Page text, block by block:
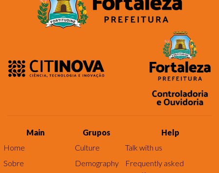
Main
Home
Sobre
Grupos
Culture
Demography
Help
Talk with us
Frequently asked